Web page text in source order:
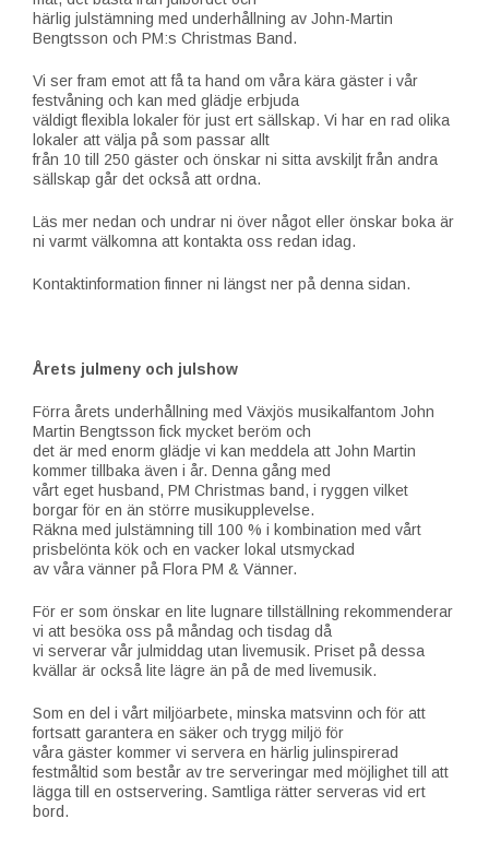
härlig julstämning med underhållning av John-Martin
Bengtsson och PM:s Christmas Band.
Vi ser fram emot att få ta hand om våra kära gäster i vår
festvåning och kan med glädje erbjuda
väldigt flexibla lokaler för just ert sällskap. Vi har en rad olika
lokaler att välja på som passar allt
från 10 till 250 gäster och önskar ni sitta avskiljt från andra
sällskap går det också att ordna.
Läs mer nedan och undrar ni över något eller önskar boka är
ni varmt välkomna att kontakta oss redan idag.
Kontaktinformation finner ni längst ner på denna sidan.
Årets julmeny och julshow
Förra årets underhållning med Växjös musikalfantom John
Martin Bengtsson fick mycket beröm och
det är med enorm glädje vi kan meddela att John Martin
kommer tillbaka även i år. Denna gång med
vårt eget husband, PM Christmas band, i ryggen vilket
borgar för en än större musikupplevelse.
Räkna med julstämning till 100 % i kombination med vårt
prisbelönta kök och en vacker lokal utsmyckad
av våra vänner på Flora PM & Vänner.
För er som önskar en lite lugnare tillställning rekommenderar
vi att besöka oss på måndag och tisdag då
vi serverar vår julmiddag utan livemusik. Priset på dessa
kvällar är också lite lägre än på de med livemusik.
Som en del i vårt miljöarbete, minska matsvinn och för att
fortsatt garantera en säker och trygg miljö för
våra gäster kommer vi servera en härlig julinspirerad
festmåltid som består av tre serveringar med möjlighet till att
lägga till en ostservering. Samtliga rätter serveras vid ert
bord.